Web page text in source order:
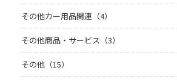
その他カー用品関連（4）
その他商品・サービス（3）
その他（15）